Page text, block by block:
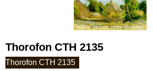
Thorofon CTH 2135
Thorofon CTH 2135